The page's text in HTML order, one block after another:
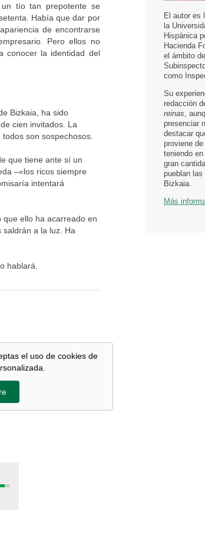
tío tan prepotente se
Había que dar por
de encontrarse
Pero ellos no
conocer la identidad del
Bizkaia, ha sido
cien invitados. La
son sospechosos.
que tiene ante sí un
–«los ricos siempre
intentará
que ello ha acarreado en
a la luz. Ha
hablará.
el uso de cookies de
El autor es
la
Hispánica
Hacienda
el ámbito
como
Su
redacción
reinas ,
presenciar
destacar
proviene
teniendo
gran
pueblan las
Bizkaia.
Más